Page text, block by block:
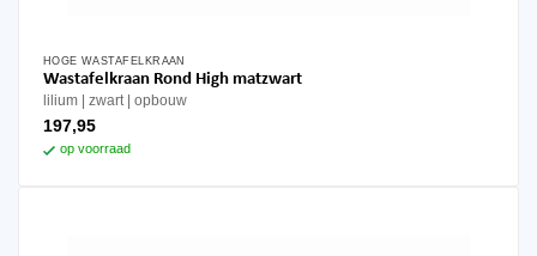
HOGE WASTAFELKRAAN
Wastafelkraan Rond High matzwart
lilium zwart opbouw
197,95
op voorraad